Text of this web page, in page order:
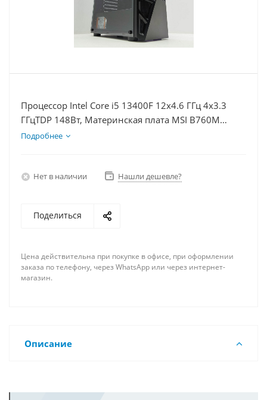
Процессор Intel Core i5 13400F 12x4.6 ГГц 4x3.3
ГГцTDP 148Вт, Материнская плата MSI B760M
BOMBER WIFI D5, Видеокарта RTX 3050 8Гб, Память
Подробнее
Нет в наличии Нашли дешевле?
Поделиться
Цена действительна при покупке в офисе, при оформлении
заказа по телефону, через WhatsApp или через интернет-
магазин.
Описание